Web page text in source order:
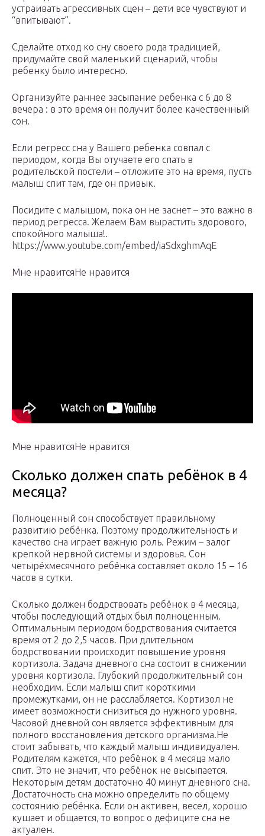
устраивать агрессивных сцен – дети все чувствуют и
“впитывают”.
Сделайте отход ко сну своего рода традицией,
придумайте свой маленький сценарий, чтобы
ребенку было интересно.
Организуйте раннее засыпание ребенка с 6 до 8
вечера : в это время он получит более качественный
сон.
Если регресс сна у Вашего ребенка совпал с
периодом, когда Вы отучаете его спать в
родительской постели – отложите это на время, пусть
малыш спит там, где он привык.
Посидите с малышом, пока он не заснет – это важно в
период регресса. Желаем Вам вырастить здорового,
спокойного малыша!.
https://www.youtube.com/embed/iaSdxghmAqE
Мне нравитсяНе нравится
Мне нравитсяНе нравится
Сколько должен спать ребёнок в 4
месяца?
Полноценный сон способствует правильному
развитию ребёнка. Поэтому продолжительность и
качество сна играет важную роль. Режим – залог
крепкой нервной системы и здоровья. Сон
четырёхмесячного ребёнка составляет около 15 – 16
часов в сутки.
Сколько должен бодрствовать ребёнок в 4 месяца,
чтобы последующий отдых был полноценным.
Оптимальным периодом бодрствования считается
время от 2 до 2,5 часов. При длительном
бодрствовании происходит повышение уровня
кортизола. Задача дневного сна состоит в снижении
уровня кортизола. Глубокий продолжительный сон
необходим. Если малыш спит короткими
промежутками, он не расслабляется. Кортизол не
имеет возможности снизиться до нужного уровня.
Часовой дневной сон является эффективным для
полного восстановления детского организма.Не
стоит забывать, что каждый малыш индивидуален.
Родителям кажется, что ребёнок в 4 месяца мало
спит. Это не значит, что ребёнок не высыпается.
Некоторым детям достаточно 40 минут дневного сна.
Достаточность сна можно определить по общему
состоянию ребёнка. Если он активен, весел, хорошо
кушает и общается, то вопрос о дефиците сна не
актуален.